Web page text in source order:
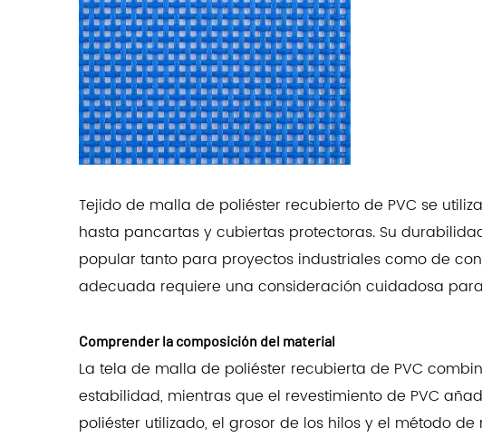
Tejido de malla de poliéster recubierto de PVC se
hasta pancartas y cubiertas protectoras. Su
popular tanto para proyectos industriales como de
adecuada requiere una consideración cuidadosa
Comprender la composición del material
La tela de malla de poliéster recubierta de PVC
estabilidad, mientras que el revestimiento de PVC
poliéster utilizado, el grosor de los hilos y el método